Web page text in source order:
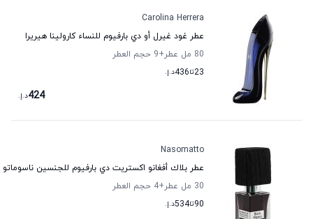
Carolina Herrera
عطر غود غيرل أو دي بارفيوم للنساء كارولينا هيريرا
80 مل عطر
+9
حجم العطر
23تا436د.إ.
424د.إ.
Nasomatto
عطر بلاك أفغانو اكستريت دي بارفيوم للجنسين ناسوماتو
30 مل عطر
+4
حجم العطر
90تا534د.إ.